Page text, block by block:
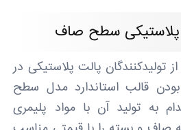
پلاستیکی سطح صاف
تولیدکنندگان پالت پلاستیکی در
قالب استاندارد مدل سطح
به تولید آن با مواد پلیمری